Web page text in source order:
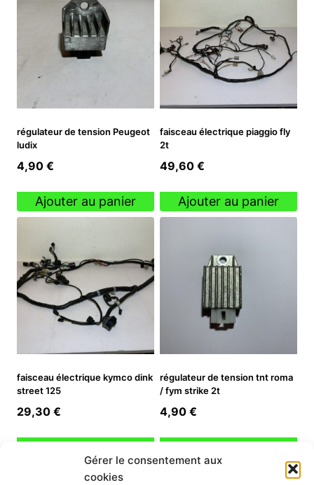
Gérer le consentement aux
cookies
régulateur de tension Peugeot
ludix
4,90 €
Ajouter au panier
faisceau électrique piaggio fly
2t
49,60 €
Ajouter au panier
faisceau électrique kymco dink
street 125
29,30 €
régulateur de tension tnt roma
/ fym strike 2t
4,90 €